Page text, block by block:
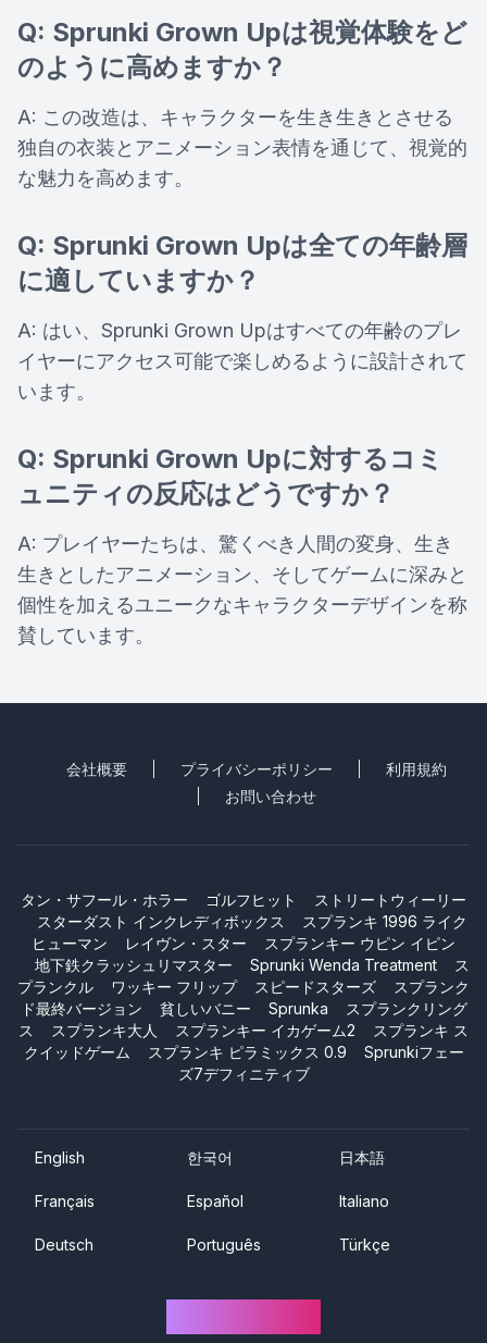
Q: Sprunki Grown Upは視覚体験をど
のように高めますか？
A: この改造は、キャラクターを生き生きとさせる
独自の衣装とアニメーション表情を通じて、視覚的
な魅力を高めます。
Q: Sprunki Grown Upは全ての年齢層
に適していますか？
A: はい、Sprunki Grown Upはすべての年齢のプレ
イヤーにアクセス可能で楽しめるように設計されて
います。
Q: Sprunki Grown Upに対するコミ
ュニティの反応はどうですか？
A: プレイヤーたちは、驚くべき人間の変身、生き
生きとしたアニメーション、そしてゲームに深みと
個性を加えるユニークなキャラクターデザインを称
賛しています。
会社概要 プライバシーポリシー
利用規約
お問い合わせ
タン・サフール・ホラー ゴルフヒット
ストリートウィーリー
スターダスト インクレディボックス
スプランキ 1996 ライク
ヒューマン
レイヴン・スター
スプランキー ウピン イピン
地下鉄クラッシュリマスター
Sprunki Wenda Treatment
ス
プランクル
ワッキー フリップ スピードスターズ
スプランク
ド最終バージョン
貧しいバニー Sprunka
スプランクリング
ス
スプランキ大人 スプランキー イカゲーム2
スプランキ ス
クイッドゲーム
スプランキ ピラミックス 0.9
Sprunkiフェー
ズ7デフィニティブ
English 한국어 日本語
Français Español Italiano
Deutsch Português Türkçe